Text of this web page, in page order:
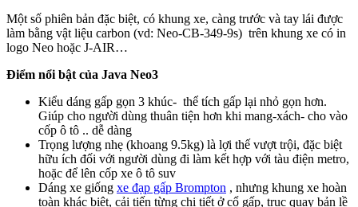
Một số phiên bản đặc biệt, có khung xe, càng trước và tay lái được
làm bằng vật liệu carbon (vd: Neo-CB-349-9s) trên khung xe có in
logo Neo hoặc J-AIR…
Điểm nổi bật của Java Neo3
Kiểu dáng gấp gọn 3 khúc- thể tích gấp lại nhỏ gọn hơn.
Giúp cho người dùng thuân tiện hơn khi mang-xách- cho vào
cốp ô tô .. dễ dàng
Trọng lượng nhẹ (khoang 9.5kg) là lợi thế vượt trội, đặc biệt
hữu ích đối với người dùng đi làm kết hợp với tàu điện metro,
hoặc để lên cốp xe ô tô suv
Dáng xe giống xe đạp gấp Brompton , nhưng khung xe hoàn
toàn khác biệt, cải tiến từng chi tiết ở cổ gấp, trục quay bản lề